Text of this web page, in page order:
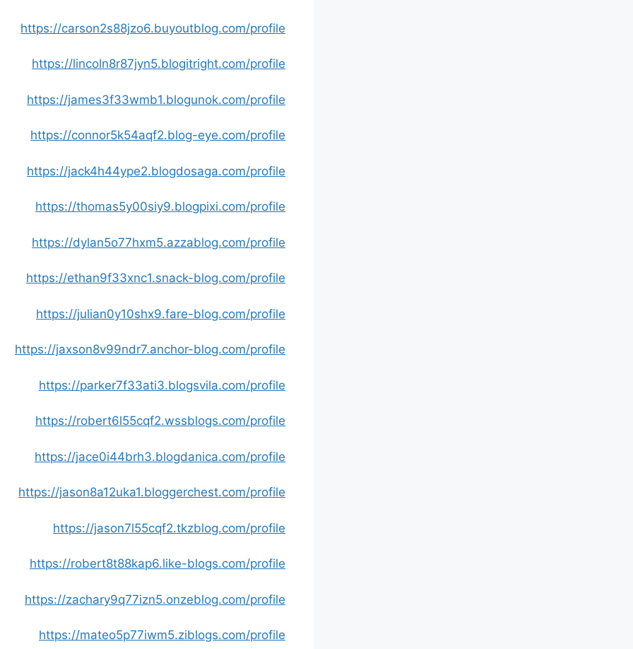
https://carson2s88jzo6.buyoutblog.com/profile
https://lincoln8r87jyn5.blogitright.com/profile
https://james3f33wmb1.blogunok.com/profile
https://connor5k54aqf2.blog-eye.com/profile
https://jack4h44ype2.blogdosaga.com/profile
https://thomas5y00siy9.blogpixi.com/profile
https://dylan5o77hxm5.azzablog.com/profile
https://ethan9f33xnc1.snack-blog.com/profile
https://julian0y10shx9.fare-blog.com/profile
https://jaxson8v99ndr7.anchor-blog.com/profile
https://parker7f33ati3.blogsvila.com/profile
https://robert6l55cqf2.wssblogs.com/profile
https://jace0i44brh3.blogdanica.com/profile
https://jason8a12uka1.bloggerchest.com/profile
https://jason7l55cqf2.tkzblog.com/profile
https://robert8t88kap6.like-blogs.com/profile
https://zachary9q77izn5.onzeblog.com/profile
https://mateo5p77iwm5.ziblogs.com/profile